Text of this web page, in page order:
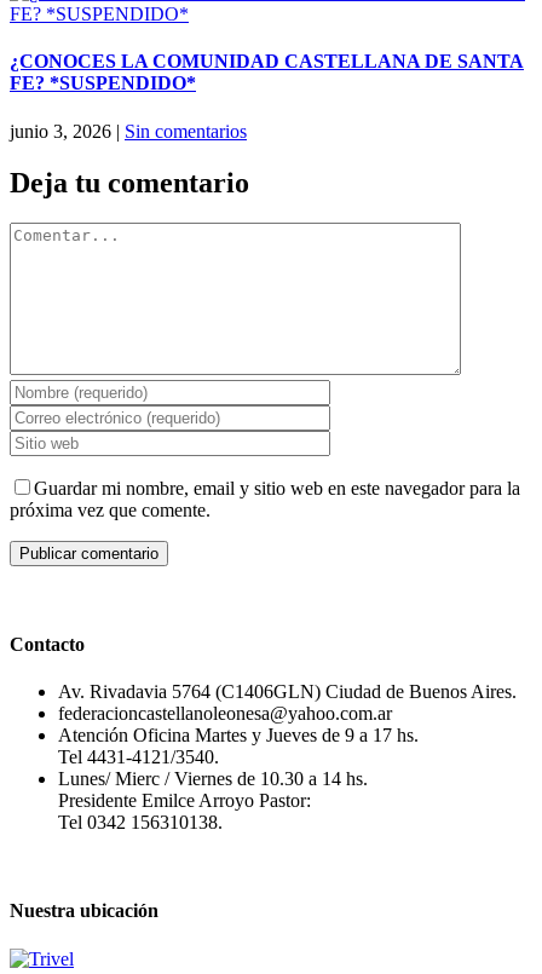
¿CONOCES LA COMUNIDAD CASTELLANA DE SANTA
FE? *SUSPENDIDO*
junio 3, 2026 | Sin comentarios
Deja tu comentario
Comentar
Guardar mi nombre, email y sitio web en este navegador para la
próxima vez que comente.
Contacto
Av. Rivadavia 5764 (C1406GLN) Ciudad de Buenos Aires.
federacioncastellanoleonesa@yahoo.com.ar
Atención Oficina Martes y Jueves de 9 a 17 hs.
Tel 4431-4121/3540.
Lunes/ Mierc / Viernes de 10.30 a 14 hs.
Presidente Emilce Arroyo Pastor:
Tel 0342 156310138.
Nuestra ubicación